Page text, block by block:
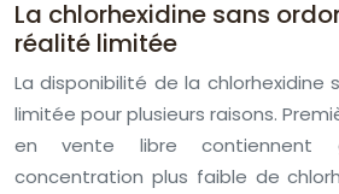
La chlorhexidine sans
réalité limitée
La disponibilité de la chlorhexidine
limitée pour plusieurs raisons.
en vente libre contiennent
concentration plus faible de